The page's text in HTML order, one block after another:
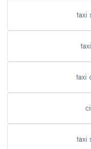
taxi
taxi
taxi